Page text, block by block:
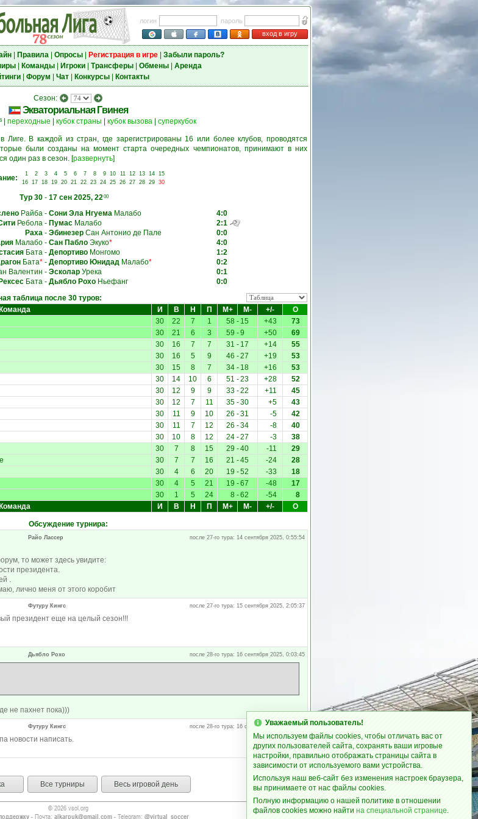
логин
пароль
вход в игру
| Правила| Опросы| Регистрация в игре| Забыли пароль?
| Команды| Игроки| Трансферы| Обмены| Аренда
| Форум Чат| Конкурсы| Контакты
Сезон:
Экваториальная Гвинея
6 переходные кубок страны кубок вызова суперкубок
В каждой из стран, где зарегистрированы 16 или более клубов, проводятся
были созданы на момент старта очередных чемпионатов, принимают в них
один раз в сезон. [развернуть]
1 2 3 4 5 6 7 8 9 10 11 12 13 14
15
16
17 18 19 20 21 22 23 24 25 26 27 28 29 30
Тур 30- 17 сен 2025, 2200
Райба- Сони Эла НгуемаМалабо
4:0
Ребола- ПумасМалабо
2:1
Раха- ЭбинезерСан Антонио де Пале
0:0
Малабо- Сан ПаблоЭкуко*
4:0
Бата- ДепортивоМонгомо
1:2
Бата*- Депортиво ЮнидадМалабо*
0:2
Валентин - ЭсколарУрека
0:1
Бата- Дьябло РохоНьефанг
0:0
таблица после 30 туров:
Команда И В Н П М+ М- +/-
О
30 22 7 1 58 - 15 +43
73
30 21 6 3 59 -9 +50
69
30 16 7 7 31 - 17 +14
55
30 16 5 9 46 -27 +19
53
30 15 8 7 34 - 18 +16
53
30 14 10 6 51 -23 +28
52
30 12 9 9 33 -22 +11
45
30 12 7 11 35 -30 +5
43
30 11 9 10 26 -31 -5
42
30 11 7 12 26 -34 -8
40
30 10 8 12 24 -27 -3
38
30 7 8 15 29 -40 -11
29
30 7 7 16 21 -45 -24
28
30 4 6 20 19 -52 -33
18
30 4 5 21 19 -67 -48
17
30 1 5 24 8 -62 -54
8
Команда И В Н П М+ М- +/- О
Обсуждение турнира:
Райо Лассер после 27-го тура: 14 сентября 2025, 0:55:54
то может здесь увидите:
президента.
.
лично меня от этого коробит
Футуру Кингс после 27-го тура: 15 сентября 2025, 2:05:37
президент еще на целый сезон!!!
Дьябло Рохо после 28-го тура: 16 сентября 2025, 0:03:45
не пахнет пока)))
Футуру Кингс после 28-го тура: 16 сентября 2025, 5:03:07
новости написать.
Все турниры Весь игровой день
© 2026 vsol.org
- Почта: alkarpuk@gmail.com- Telegram: @virtual_soccer
Уважаемый пользователь!
Мы используем файлы cookies, чтобы отличать вас от
других пользователей сайта, сохранять ваши игровые
настройки, правильно отображать страницы сайта в
зависимости от используемого вами устройства.
Используя наш веб-сайт без изменения настроек браузера,
вы принимаете от нас файлы cookies.
Полную информацию о нашей политике в отношении
файлов cookies можно найти на специальной странице.